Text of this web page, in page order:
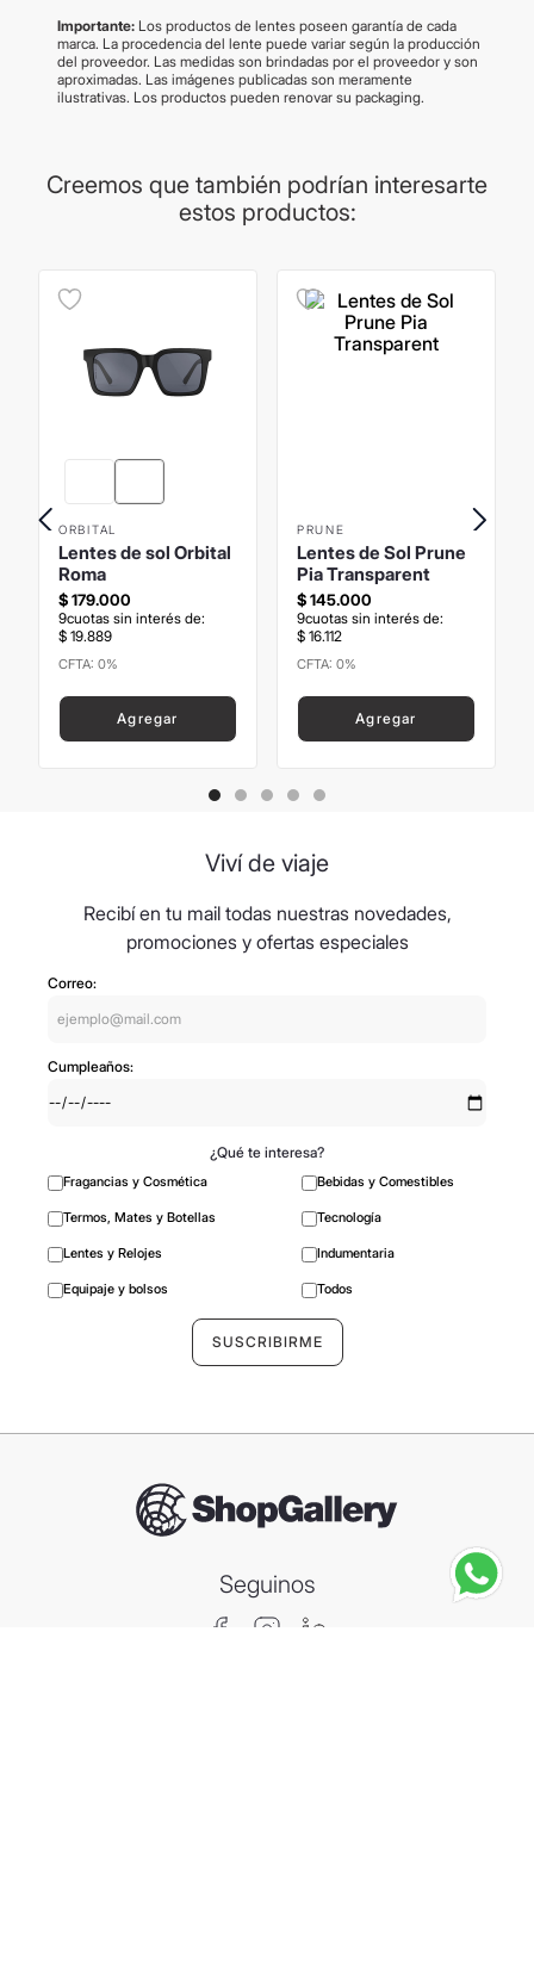
Importante:Los productos de lentes poseen garantía de cada
marca. La procedencia del lente puede variar según la producción
del proveedor. Las medidas son brindadas por el proveedor y son
aproximadas. Las imágenes publicadas son meramente
ilustrativas. Los productos pueden renovar su packaging.
Creemos que también podrían interesarte
estos productos:
ORBITAL
Lentes de sol Orbital
Roma
$179.000
9cuotas sin interés de:
$ 19.889
CFTA: 0%
Nacionales:$ 147.933,88
PRUNE
Lentes de Sol Prune
Pia Transparent
$145.000
9 cuotas sin interés de:
$ 16112
Precio sin Impuestos
:$ 119.834,71
Viví de viaje
Todos